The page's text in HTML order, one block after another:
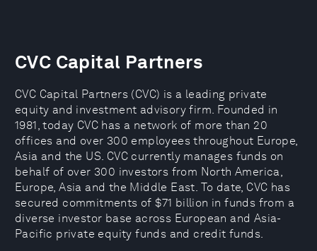
CVC Capital Partners
CVC Capital Partners (CVC) is a leading private
equity and investment advisory firm. Founded in
1981, today CVC has a network of more than 20
offices and over 300 employees throughout Europe,
Asia and the US. CVC currently manages funds on
behalf of over 300 investors from North America,
Europe, Asia and the Middle East. To date, CVC has
secured commitments of $71 billion in funds from a
diverse investor base across European and Asia-
Pacific private equity funds and credit funds.